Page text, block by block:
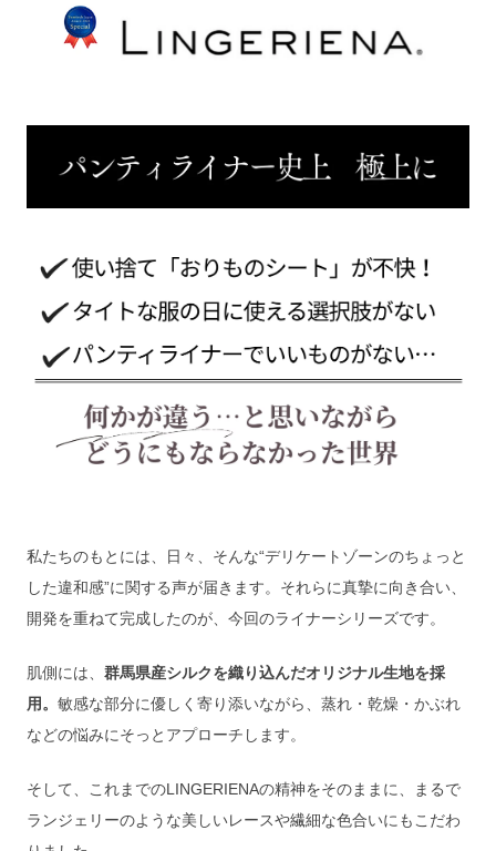
私たちのもとには、日々、そんな“デリケートゾーンのちょっと
した違和感”に関する声が届きます。それらに真摯に向き合い、
開発を重ねて完成したのが、今回のライナーシリーズです。
肌側には、 群馬県産シルクを織り込んだオリジナル生地を採
用。 敏感な部分に優しく寄り添いながら、蒸れ・乾燥・かぶれ
などの悩みにそっとアプローチします。
そして、これまでのLINGERIENAの精神をそのままに、まるで
ランジェリーのような美しいレースや繊細な色合いにもこだわ